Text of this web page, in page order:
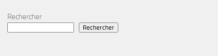
Rechercher
Rechercher